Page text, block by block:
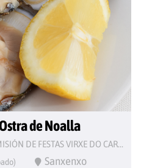
de Noalla
ASOCIACIÓN COMISIÓN DE FESTAS VIRXE DO CARME
Sanxenxo